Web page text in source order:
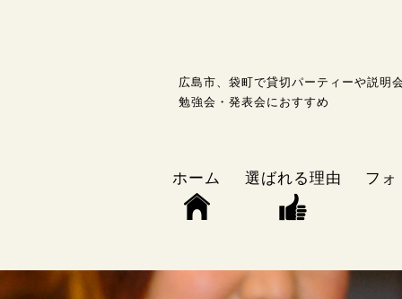
ホーム 選ばれる理由 フォ
広島市、袋町で貸切パーティーや説明
勉強会・発表会におすすめ